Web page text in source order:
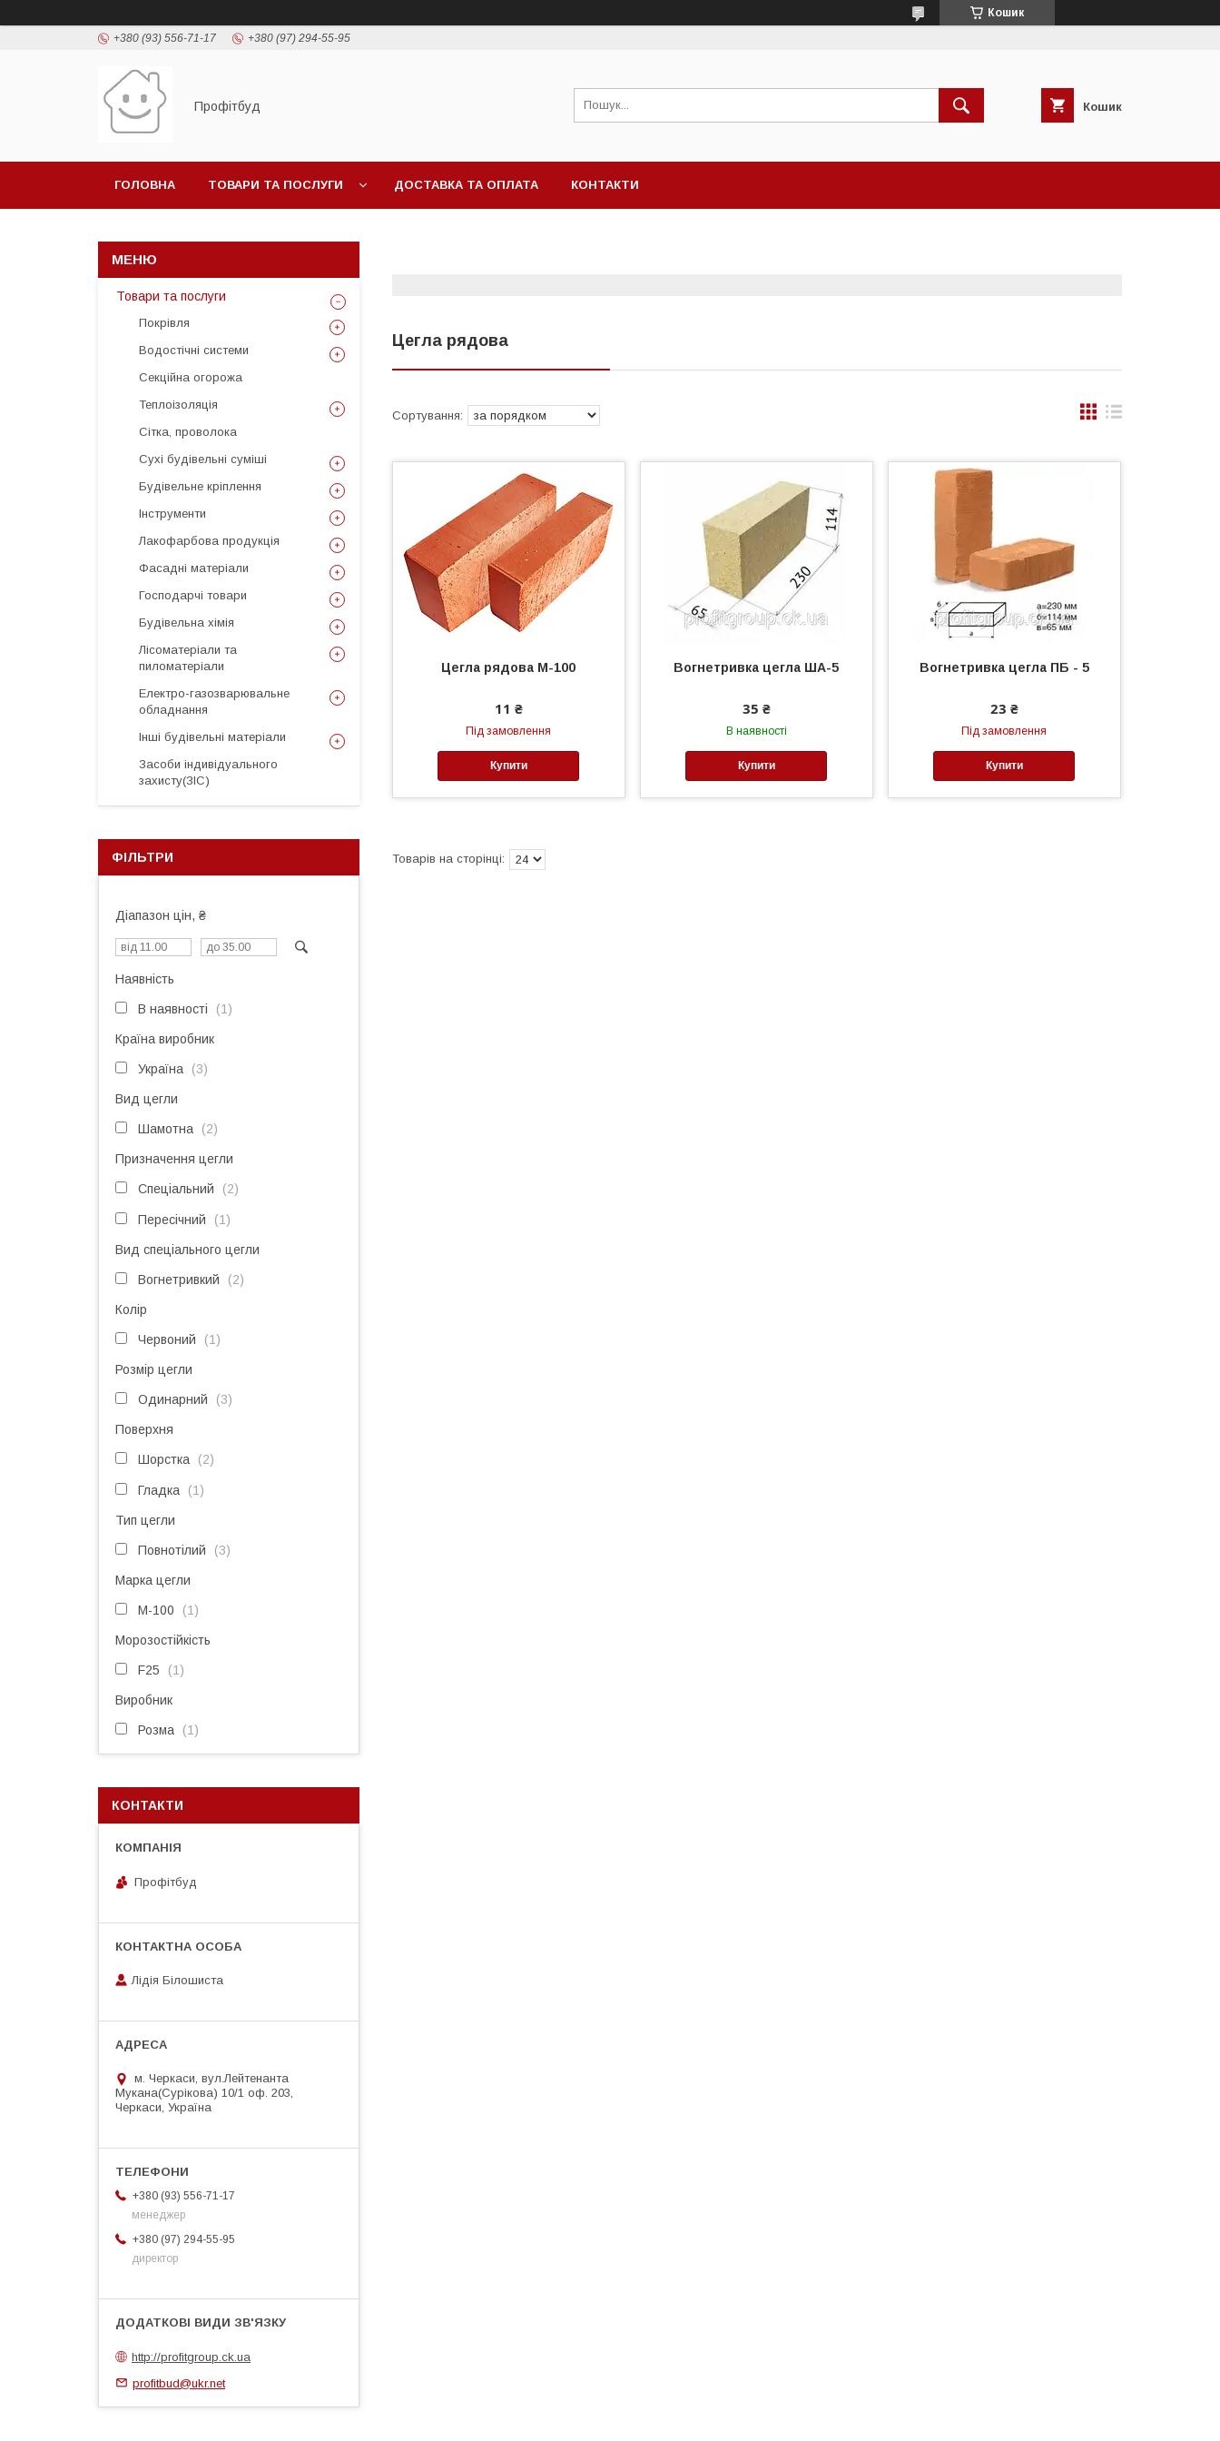
Кошик
+380 (93) 556-71-17 +380 (97) 294-55-95
Профітбуд Кошик
ГОЛОВНА ТОВАРИ ТА ПОСЛУГИ ДОСТАВКА ТА ОПЛАТА КОНТАКТИ
Цегла рядова
Цегла рядова М-100
11 ₴
Під замовлення
Купити
Вогнетривка цегла ША-5
35 ₴
В наявності
Купити
Вогнетривка цегла ПБ - 5
23 ₴
Під замовлення
Купити
Товари та послуги
Покрівля
Водостічні системи
Секційна огорожа
Теплоізоляція
Сітка, проволока
Сухі будівельні суміші
Будівельне кріплення
Інструменти
Лакофарбова продукція
Фасадні матеріали
Господарчі товари
Будівельна хімія
Лісоматеріали та
пиломатеріали
Електро-газозварювальне
обладнання
Інші будівельні матеріали
Засоби індивідуального
захисту(ЗІС)
ФІЛЬТРИ
Діапазон цін, ₴
Наявність
В наявності 1
Країна виробник
Україна 3
Вид цегли
Шамотна 2
Призначення цегли
Спеціальний 2
Пересічний 1
Вид спеціального цегли
Вогнетривкий 2
Колір
Червоний 1
Розмір цегли
Одинарний 3
Поверхня
Шорстка 2
Гладка 1
Тип цегли
Повнотілий 3
Марка цегли
М-100 1
Морозостійкість
F25 1
Виробник
Розма 1
КОНТАКТИ
Профітбуд
Лідія Білошиста
м. Черкаси, вул.Лейтенанта
Мукана(Сурікова) 10/1 оф. 203,
Черкаси, Україна
+380 (93) 556-71-17
менеджер
+380 (97) 294-55-95
директор
http://profitgroup.ck.ua
profitbud@ukr.net